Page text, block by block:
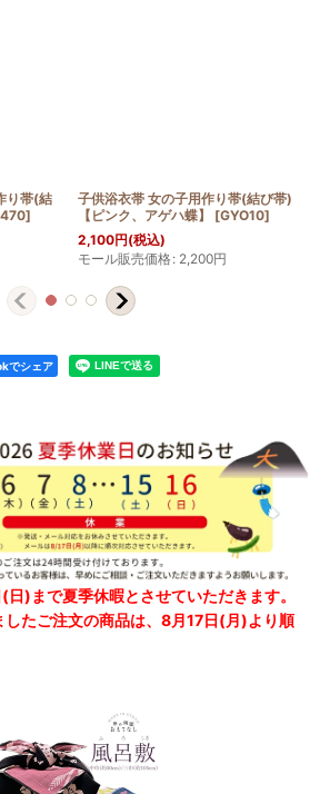
り帯(結
]
子供浴衣帯 女の子用作り帯(結び帯)
【ピンク、アゲハ蝶】
[GYO10]
2,100円(税込)
モール販売価格: 2,200円
でシェア
)まで夏季休暇とさせていただきます。
たご注文の商品は、8月17日(月)より順